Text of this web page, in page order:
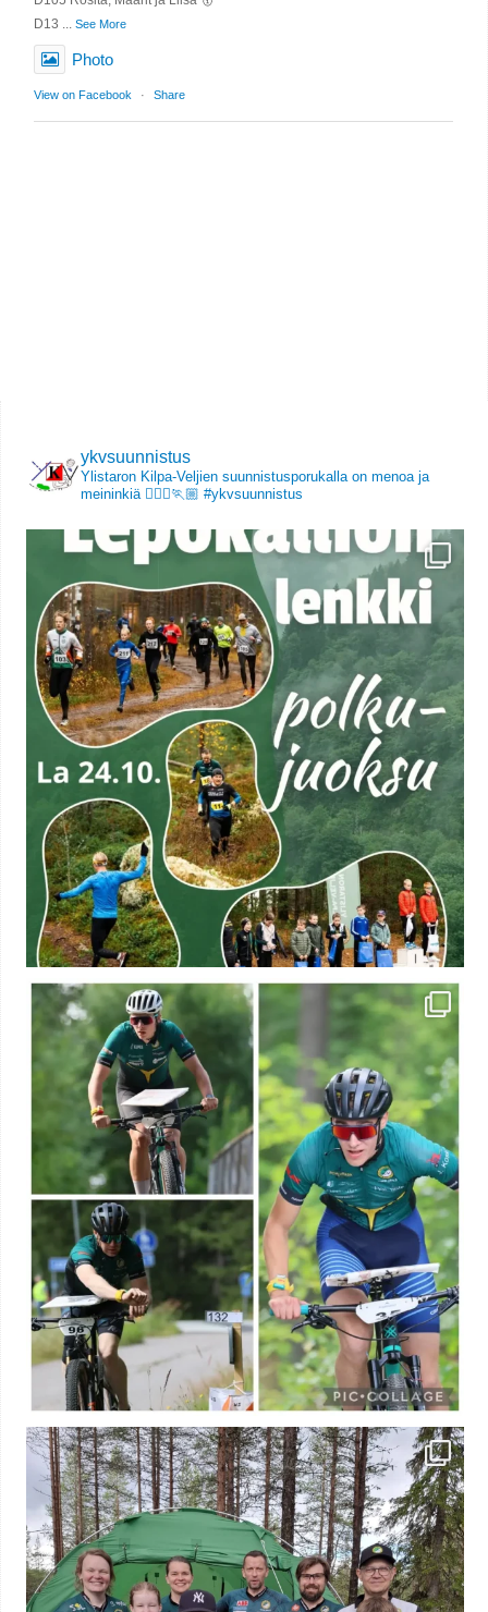
D13 ... See More
Photo
View on Facebook · Share
ykvsuunnistus
Ylistaron Kilpa-Veljien suunnistusporukalla on menoa ja
meininkiä 🏃🏻‍♀️🏃🏼 #ykvsuunnistus